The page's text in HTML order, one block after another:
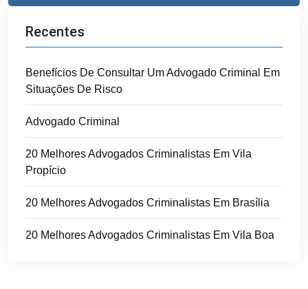
Recentes
Benefícios De Consultar Um Advogado Criminal Em
Situações De Risco
Advogado Criminal
20 Melhores Advogados Criminalistas Em Vila
Propício
20 Melhores Advogados Criminalistas Em Brasília
20 Melhores Advogados Criminalistas Em Vila Boa